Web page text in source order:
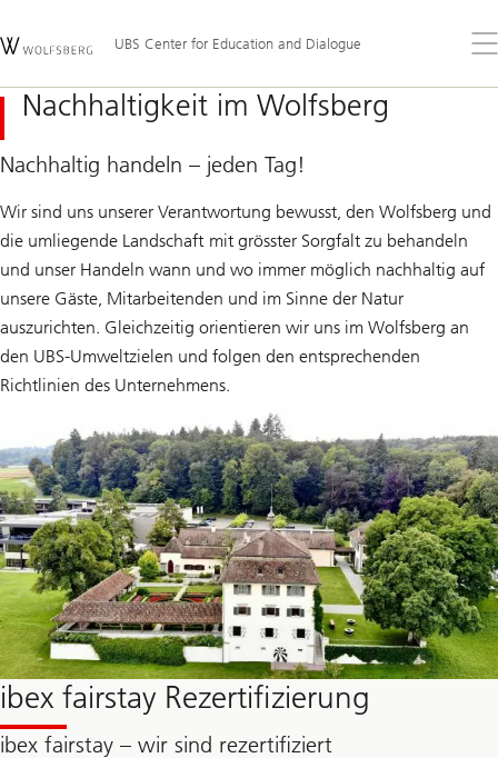
Area
UBS Center for Education and Dialogue
Sie
Nachhaltigkeit im Wolfsberg
Nachhaltig handeln – jeden Tag!
Wir sind uns unserer Verantwortung bewusst, den Wolfsberg und
die umliegende Landschaft mit grösster Sorgfalt zu behandeln
und unser Handeln wann und wo immer möglich nachhaltig auf
unsere Gäste, Mitarbeitenden und im Sinne der Natur
auszurichten. Gleichzeitig orientieren wir uns im Wolfsberg an
den UBS-Umweltzielen und folgen den entsprechenden
Richtlinien des Unternehmens.
ibex fairstay Rezertifizierung
ibex fairstay – wir sind rezertifiziert